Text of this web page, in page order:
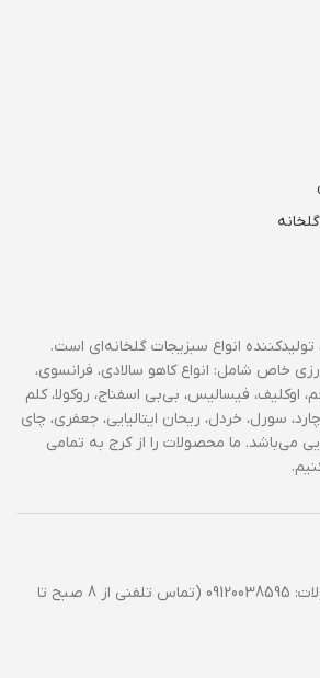
انواع سبزیجات گلخانه‌ای است.
خاص شامل: انواع کاهو سالادی، فرانسوی،
اوکلیف، فیسالیس، بی‌بی اسفناج، روکولا، کلم
سورل، خردل، ریحان ایتالیایی، جعفری، چای
می‌باشد. ما محصولات را از کرج به تمامی
مشاوره خرید محصولات: 09120038595 (تماس تلفنی از 8 صبح تا